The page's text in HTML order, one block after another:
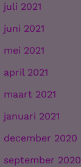
juli 2021
juni 2021
mei 2021
april 2021
maart 2021
januari 2021
december 2020
september 2020